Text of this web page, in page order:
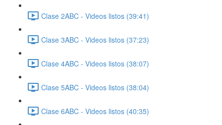
Clase 2ABC - Videos listos (39:41)
Clase 3ABC - Videos listos (37:23)
Clase 4ABC - Videos listos (38:07)
Clase 5ABC - Videos listos (38:04)
Clase 6ABC - Videos listos (40:35)